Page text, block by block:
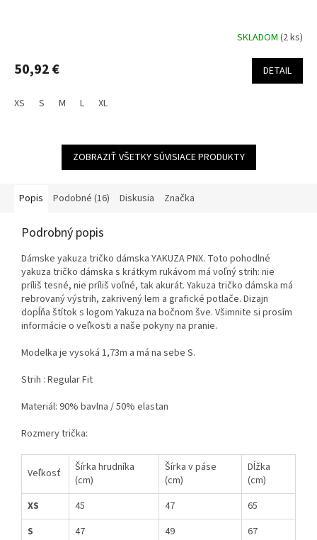
SKLADOM (2 ks)
50,92 € DETAIL
XS S M L XL
ZOBRAZIŤ VŠETKY SÚVISIACE PRODUKTY
Popis Podobné (16) Diskusia Značka
Podrobný popis
Dámske yakuza tričko dámska YAKUZA PNX. Toto pohodlné
yakuza tričko dámska s krátkym rukávom má voľný strih: nie
príliš tesné, nie príliš voľné, tak akurát. Yakuza tričko dámska má
rebrovaný výstrih, zakrivený lem a grafické potlače. Dizajn
dopĺňa štítok s logom Yakuza na bočnom šve. Všimnite si prosím
informácie o veľkosti a naše pokyny na pranie.
Modelka je vysoká 1,73m a má na sebe S.
Strih : Regular Fit
Materiál: 90% bavlna / 50% elastan
Rozmery trička:
Veľkosť
Šírka hrudníka
(cm)
Šírka v páse
(cm)
Dĺžka
(cm)
XS
45 47
65
S
47 49
67